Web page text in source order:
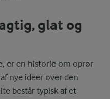
glat og
er en historie om oprør
nye ideer over den
består typisk af et